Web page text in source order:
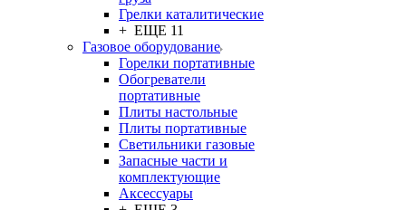
Грелки каталитические
+ ЕЩЕ 11
Газовое оборудование
Горелки портативные
Обогреватели
портативные
Плиты настольные
Плиты портативные
Светильники газовые
Запасные части и
комплектующие
Аксессуары